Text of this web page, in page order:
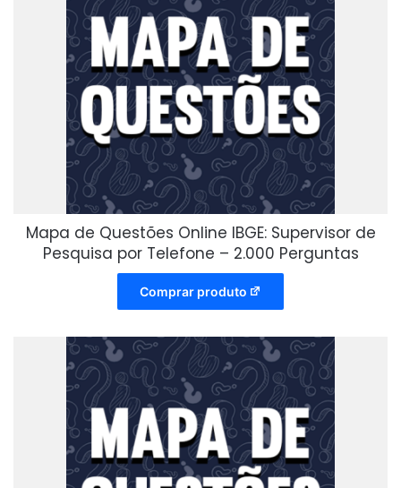
Mapa de Questões Online IBGE: Supervisor de
Pesquisa por Telefone – 2.000 Perguntas
Comprar produto